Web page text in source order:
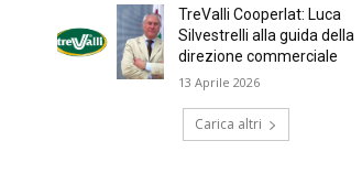
TreValli Cooperlat: Luca
Silvestrelli alla guida della
direzione commerciale
13 Aprile 2026
Carica altri